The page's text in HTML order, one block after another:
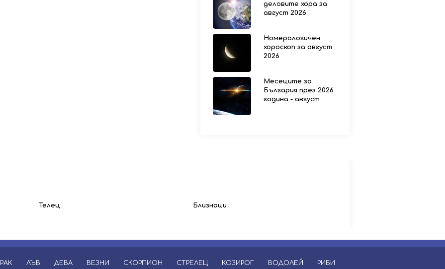
деловите хора за
август 2026
Номерологичен
хороскоп за август
2026
Месеците за
България през 2026
година - август
Телец Близнаци
РАК ЛЪВ ДЕВА ВЕЗНИ СКОРПИОН СТРЕЛЕЦ КОЗИРОГ ВОДОЛЕЙ РИБИ